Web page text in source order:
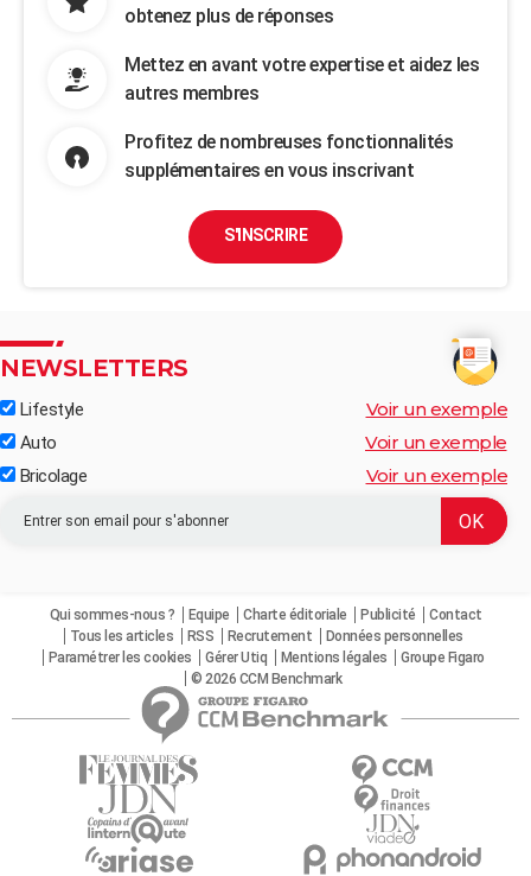
obtenez plus de réponses
Mettez en avant votre expertise et aidez les
autres membres
Profitez de nombreuses fonctionnalités
supplémentaires en vous inscrivant
S'INSCRIRE
NEWSLETTERS
Lifestyle Voir un exemple
Auto Voir un exemple
Bricolage Voir un exemple
Qui sommes-nous ? Equipe Charte éditoriale Publicité
Contact
Tous les articles
RSS Recrutement
Données personnelles
Paramétrer les cookies
Gérer Utiq Mentions légales
Groupe Figaro
© 2026 CCM Benchmark